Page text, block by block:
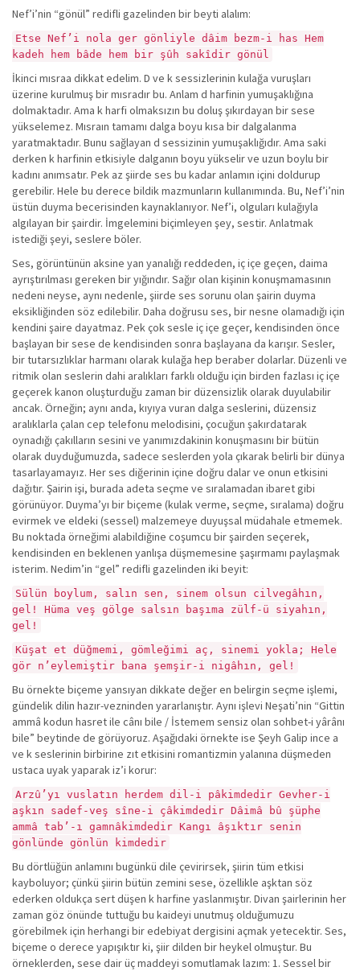
Nef’i’nin “gönül” redifli gazelinden bir beyti alalım:
Etse Nef’i nola ger gönliyle dâim bezm-i has Hem
kadeh hem bâde hem bir şûh sakîdir gönül
İkinci mısraa dikkat edelim. D ve k sessizlerinin kulağa vuruşları
üzerine kurulmuş bir mısradır bu. Anlam d harfinin yumuşaklığına
dolmaktadır. Ama k harfi olmaksızın bu doluş şıkırdayan bir sese
yükselemez. Mısraın tamamı dalga boyu kısa bir dalgalanma
yaratmaktadır. Bunu sağlayan d sessizinin yumuşaklığıdır. Ama saki
derken k harfinin etkisiyle dalganın boyu yükselir ve uzun boylu bir
kadını anımsatır. Pek az şiirde ses bu kadar anlamın içini doldurup
gerebilir. Hele bu derece bildik mazmunların kullanımında. Bu, Nef’i’nin
üstün duyma becerisinden kaynaklanıyor. Nef’i, olguları kulağıyla
algılayan bir şairdir. İmgelemini biçimleyen şey, sestir. Anlatmak
istediği şeyi, seslere böler.
Ses, görüntünün aksine yan yanalığı reddeden, iç içe geçen, daima
ayrıştırılması gereken bir yığındır. Sağır olan kişinin konuşmamasının
nedeni neyse, aynı nedenle, şiirde ses sorunu olan şairin duyma
eksikliğinden söz edilebilir. Daha doğrusu ses, bir nesne olamadığı için
kendini şaire dayatmaz. Pek çok sesle iç içe geçer, kendisinden önce
başlayan bir sese de kendisinden sonra başlayana da karışır. Sesler,
bir tutarsızlıklar harmanı olarak kulağa hep beraber dolarlar. Düzenli ve
ritmik olan seslerin dahi aralıkları farklı olduğu için birden fazlası iç içe
geçerek kanon oluşturduğu zaman bir düzensizlik olarak duyulabilir
ancak. Örneğin; aynı anda, kıyıya vuran dalga seslerini, düzensiz
aralıklarla çalan cep telefonu melodisini, çocuğun şakırdatarak
oynadığı çakılların sesini ve yanımızdakinin konuşmasını bir bütün
olarak duyduğumuzda, sadece seslerden yola çıkarak belirli bir dünya
tasarlayamayız. Her ses diğerinin içine doğru dalar ve onun etkisini
dağıtır. Şairin işi, burada adeta seçme ve sıralamadan ibaret gibi
görünüyor. Duyma’yı bir biçeme (kulak verme, seçme, sıralama) doğru
evirmek ve eldeki (sessel) malzemeye duyuşsal müdahale etmemek.
Bu noktada örneğimi alabildiğine coşumcu bir şairden seçerek,
kendisinden en beklenen yanlışa düşmemesine şaşırmamı paylaşmak
isterim. Nedim’in “gel” redifli gazelinden iki beyit:
Sülün boylum, salın sen, sinem olsun cilvegâhın,
gel! Hüma veş gölge salsın başıma zülf-ü siyahın,
gel!
Küşat et düğmemi, gömleğimi aç, sinemi yokla; Hele
gör n’eylemiştir bana şemşir-i nigâhın, gel!
Bu örnekte biçeme yansıyan dikkate değer en belirgin seçme işlemi,
gündelik dilin hazır-vezninden yararlanıştır. Aynı işlevi Neşati’nin “Gittin
ammâ kodun hasret ile cânı bile / İstemem sensiz olan sohbet-i yârânı
bile” beytinde de görüyoruz. Aşağıdaki örnekte ise Şeyh Galip ince a
ve k seslerinin birbirine zıt etkisini romantizmin yalanına düşmeden
ustaca uyak yaparak iz’i korur:
Arzû’yı vuslatın herdem dil-i pâkimdedir Gevher-i
aşkın sadef-veş sîne-i çâkimdedir Dâimâ bû şüphe
ammâ tab’-ı gamnâkimdedir Kangı âşıktır senin
gönlünde gönlün kimdedir
Bu dörtlüğün anlamını bugünkü dile çevirirsek, şiirin tüm etkisi
kayboluyor; çünkü şiirin bütün zemini sese, özellikle aşktan söz
ederken oldukça sert düşen k harfine yaslanmıştır. Divan şairlerinin her
zaman göz önünde tuttuğu bu kaideyi unutmuş olduğumuzu
görebilmek için herhangi bir edebiyat dergisini açmak yetecektir. Ses,
biçeme o derece yapışıktır ki, şiir dilden bir heykel olmuştur. Bu
örneklerden, sese dair üç maddeyi somutlamak lazım: 1. Sessel bir